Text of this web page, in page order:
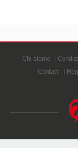
Chi siamo
Contatti